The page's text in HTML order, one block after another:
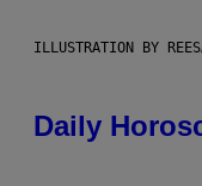
ILLUSTRATION BY
Daily